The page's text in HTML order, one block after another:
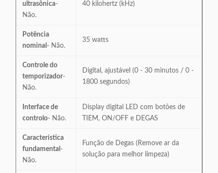
ultrasônica-
Não.
40 kilohertz (kHz)
Potência
nominal - Não.
35 watts
Controle do
temporizador-
Não.
Digital, ajustável (0 - 30 minutos / 0 -
1800 segundos)
Interface de
controlo- Não.
Display digital LED com botões de
TIEM, ON/OFF e DEGAS
Característica
fundamental -
Não.
Função de Degas (Remove ar da
solução para melhor limpeza)